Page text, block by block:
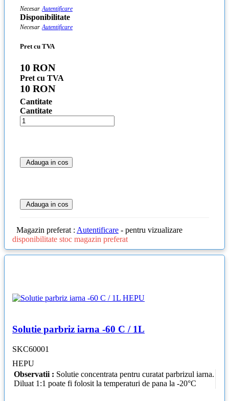
Necesar Autentificare
Disponibilitate
Necesar Autentificare
Pret cu TVA
10 RON
Pret cu TVA
10 RON
Cantitate
Cantitate
Adauga in cos
Adauga in cos
Magazin preferat : Autentificare - pentru vizualizare
disponibilitate stoc magazin preferat
Solutie parbriz iarna -60 C / 1L
SKC60001
HEPU
Observatii : Solutie concentrata pentru curatat parbrizul iarna.
Diluat 1:1 poate fi folosit la temperaturi de pana la -20°С